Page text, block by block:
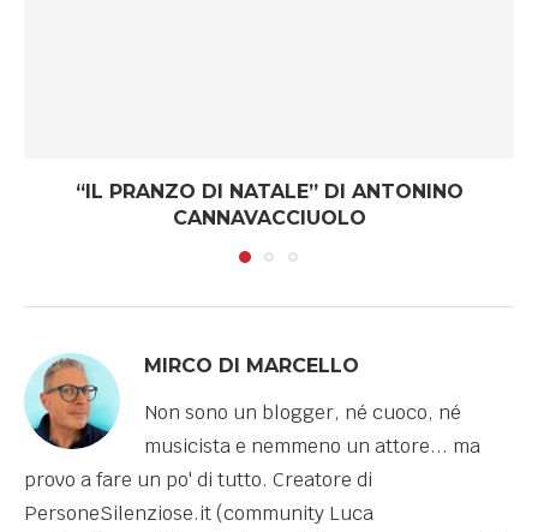
“IL PRANZO DI NATALE” DI ANTONINO
CANNAVACCIUOLO
MIRCO DI MARCELLO
Non sono un blogger, né cuoco, né
musicista e nemmeno un attore... ma
provo a fare un po' di tutto. Creatore di
PersoneSilenziose.it (community Luca